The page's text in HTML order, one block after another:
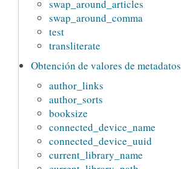
swap_around_articles
swap_around_comma
test
transliterate
Obtención de valores de metadatos
author_links
author_sorts
booksize
connected_device_name
connected_device_uuid
current_library_name